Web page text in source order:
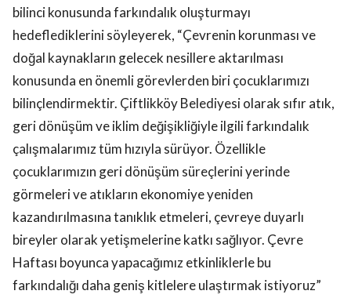
bilinci konusunda farkındalık oluşturmayı
hedeflediklerini söyleyerek, “Çevrenin korunması ve
doğal kaynakların gelecek nesillere aktarılması
konusunda en önemli görevlerden biri çocuklarımızı
bilinçlendirmektir. Çiftlikköy Belediyesi olarak sıfır atık,
geri dönüşüm ve iklim değişikliğiyle ilgili farkındalık
çalışmalarımız tüm hızıyla sürüyor. Özellikle
çocuklarımızın geri dönüşüm süreçlerini yerinde
görmeleri ve atıkların ekonomiye yeniden
kazandırılmasına tanıklık etmeleri, çevreye duyarlı
bireyler olarak yetişmelerine katkı sağlıyor. Çevre
Haftası boyunca yapacağımız etkinliklerle bu
farkındalığı daha geniş kitlelere ulaştırmak istiyoruz”